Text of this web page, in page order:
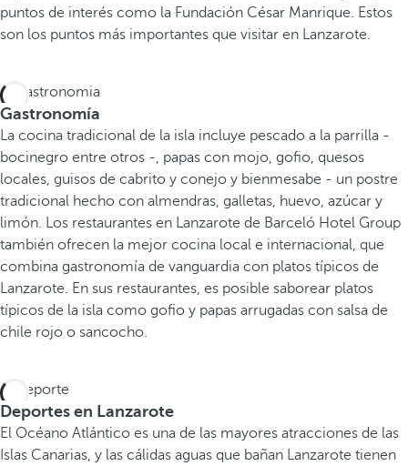
puntos de interés como la Fundación César Manrique. Estos
son los puntos más importantes que visitar en Lanzarote.
Gastronomía
La cocina tradicional de la isla incluye pescado a la parrilla -
bocinegro entre otros -, papas con mojo, gofio, quesos
locales, guisos de cabrito y conejo y bienmesabe - un postre
tradicional hecho con almendras, galletas, huevo, azúcar y
limón. Los restaurantes en Lanzarote de Barceló Hotel Group
también ofrecen la mejor cocina local e internacional, que
combina gastronomía de vanguardia con platos típicos de
Lanzarote. En sus restaurantes, es posible saborear platos
típicos de la isla como gofio y papas arrugadas con salsa de
chile rojo o sancocho.
Deportes en Lanzarote
El Océano Atlántico es una de las mayores atracciones de las
Islas Canarias, y las cálidas aguas que bañan Lanzarote tienen